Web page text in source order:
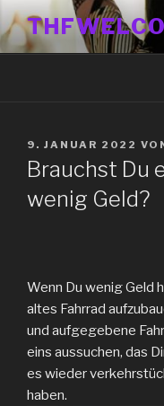
Zum
Inhalt
springen
VERÖFFENTLICHT
AM
9. JANUAR 2022
Brauchst Du
wenig Geld?
Wenn Du wenig Geld
altes Fahrrad
und aufgegebene
eins aussuchen, das
es wieder
haben.